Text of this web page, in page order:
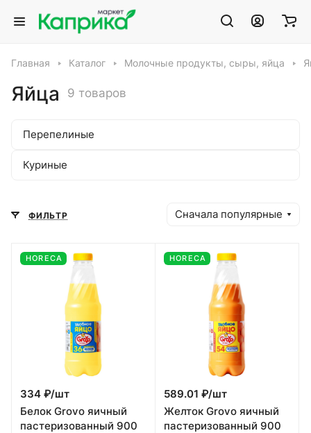
Главная Каталог Молочные продукты, сыры, яйца
Яйца 9 товаров
Перепелиные
Куриные
ФИЛЬТР Сначала популярные
HORECA
334 ₽/шт
Белок Grovo яичный
пастеризованный 900
HORECA
589.01 ₽/шт
Желток Grovo яичный
пастеризованный 900